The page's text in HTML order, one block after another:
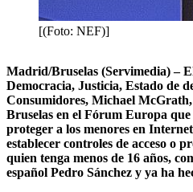
[(Foto: NEF)]
Madrid/Bruselas (Servimedia) –
Democracia, Justicia, Estado de
Consumidores, Michael McGrath,
Bruselas en el Fórum Europa
proteger a los menores en
establecer controles de acceso o
quien tenga menos de 16 años,
español Pedro Sánchez y ya ha